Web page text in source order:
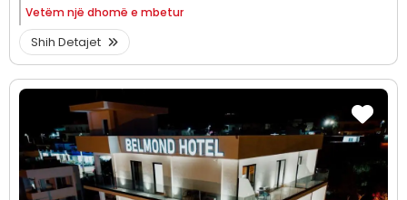
Vetëm një dhomë e mbetur
Shih Detajet